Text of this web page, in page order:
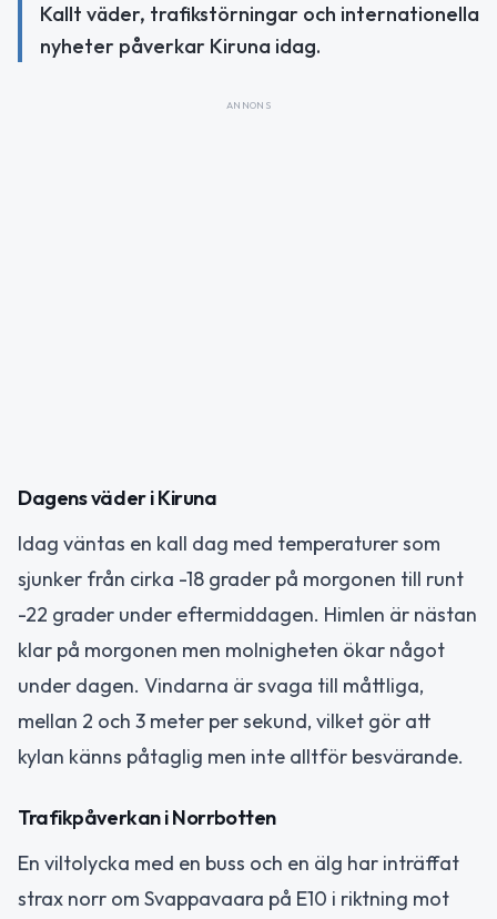
Kallt väder, trafikstörningar och internationella
nyheter påverkar Kiruna idag.
ANNONS
Dagens väder i Kiruna
Idag väntas en kall dag med temperaturer som
sjunker från cirka -18 grader på morgonen till runt
-22 grader under eftermiddagen. Himlen är nästan
klar på morgonen men molnigheten ökar något
under dagen. Vindarna är svaga till måttliga,
mellan 2 och 3 meter per sekund, vilket gör att
kylan känns påtaglig men inte alltför besvärande.
Trafikpåverkan i Norrbotten
En viltolycka med en buss och en älg har inträffat
strax norr om Svappavaara på E10 i riktning mot